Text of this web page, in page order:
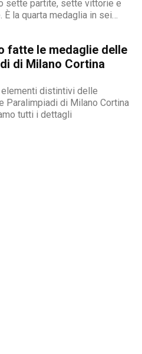
sette partite, sette vittorie e
È la quarta medaglia in sei
fatte le medaglie delle
di Milano Cortina
distintivi delle
Paralimpiadi di Milano Cortina
tutti i dettagli